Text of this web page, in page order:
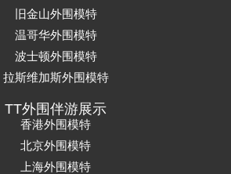
旧金山外围模特
温哥华外围模特
波士顿外围模特
拉斯维加斯外围模特
TT外围伴游展示
香港外围模特
北京外围模特
上海外围模特